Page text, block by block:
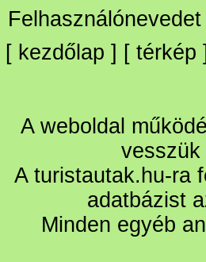
[ kezdőlap ] [ térkép
A weboldal
A turistautak.hu-ra
adatbázist
Minden egyéb